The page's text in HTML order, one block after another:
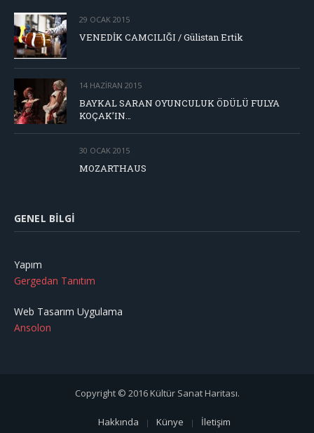
29 OCAK 2015
VENEDİK CAMCILIĞI / Gülistan Ertik
14 HAZIRAN 2015
BAYKAL SARAN OYUNCULUK ÖDÜLÜ FULYA
KOÇAK’IN…
30 OCAK 2015
MOZARTHAUS
GENEL BILGI
Yapım
Gergedan Tanıtım
Web Tasarım Uygulama
Ansolon
Copyright © 2016 Kültür Sanat Haritası.
Hakkında Künye İletişim